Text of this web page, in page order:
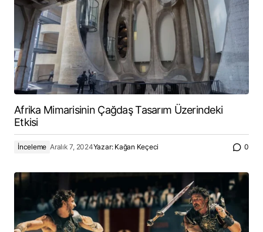
Afrika Mimarisinin Çağdaş Tasarım Üzerindeki
Etkisi
İnceleme Aralık 7, 2024Yazar: Kağan Keçeci 0